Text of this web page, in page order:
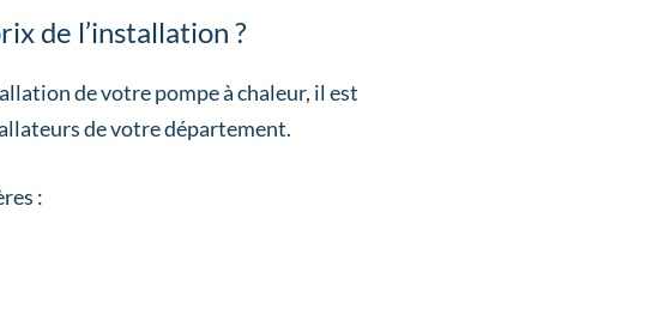
de l’installation ?
de votre pompe à chaleur, il est
de votre département.
: